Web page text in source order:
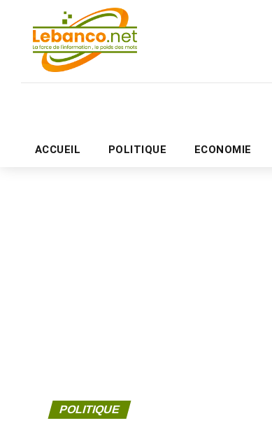
ACCUEIL POLITIQUE ECONOMIE
POLITIQUE